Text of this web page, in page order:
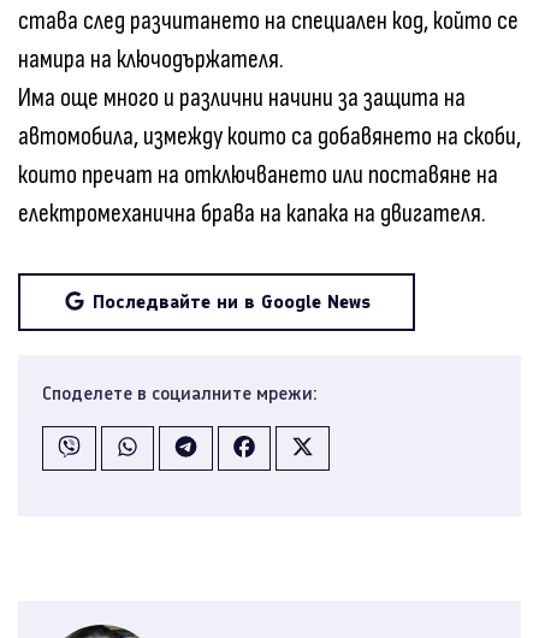
става след разчитането на специален код, който се
намира на ключодържателя.
Има още много и различни начини за защита на
автомобила, измежду които са добавянето на скоби,
които пречат на отключването или поставяне на
електромеханична брава на капака на двигателя.
Последвайте ни в Google News
Споделете в социалните мрежи: